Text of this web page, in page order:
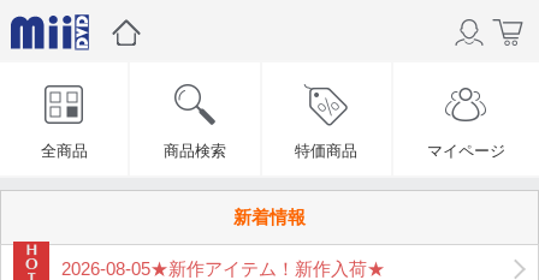
全商品 商品検索 特価商品 マイページ
新着情報
2026-08-05★新作アイテム！新作入荷★